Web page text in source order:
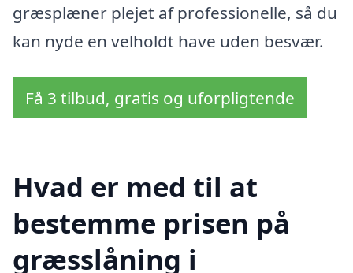
græsplæner plejet af professionelle, så du
kan nyde en velholdt have uden besvær.
Få 3 tilbud, gratis og uforpligtende
Hvad er med til at
bestemme prisen på
græsslåning i